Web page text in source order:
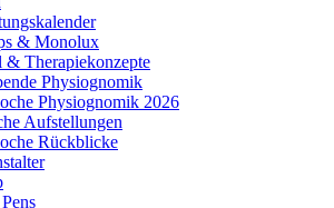
& Monolux
& Therapiekonzepte
Physiognomik
Physiognomik 2026
Aufstellungen
Rückblicke